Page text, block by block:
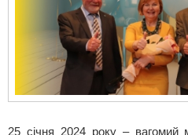
25 січня 2024 року – вагомий